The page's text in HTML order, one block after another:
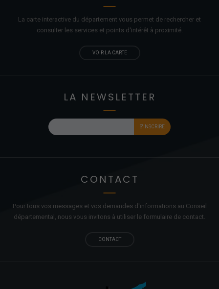
La carte interactive du département vous permet de rechercher et
consulter les services et points d'intérêt à proximité.
VOIR LA CARTE
LA NEWSLETTER
CONTACT
Pour tous vos messages et vos demandes d'informations au Conseil
départemental, nous vous invitons à utiliser le formulaire de contact.
CONTACT